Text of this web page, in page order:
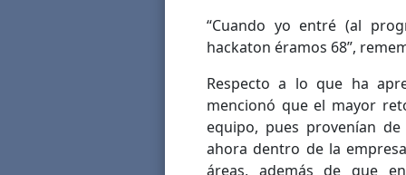
“Cuando yo entré (al
hackaton éramos 68”,
Respecto a lo que ha
mencionó que el mayor
equipo, pues provenían
ahora dentro de la
áreas, además de que